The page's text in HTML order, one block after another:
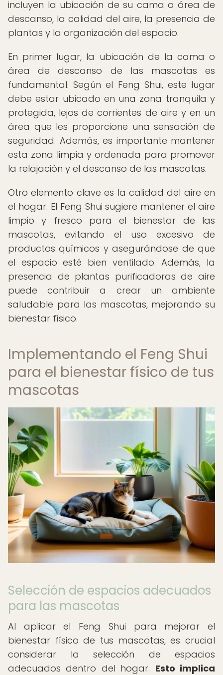
incluyen la ubicación de su cama o área de
descanso, la calidad del aire, la presencia de
plantas y la organización del espacio.
En primer lugar, la ubicación de la cama o
área de descanso de las mascotas es
fundamental. Según el Feng Shui, este lugar
debe estar ubicado en una zona tranquila y
protegida, lejos de corrientes de aire y en un
área que les proporcione una sensación de
seguridad. Además, es importante mantener
esta zona limpia y ordenada para promover
la relajación y el descanso de las mascotas.
Otro elemento clave es la calidad del aire en
el hogar. El Feng Shui sugiere mantener el aire
limpio y fresco para el bienestar de las
mascotas, evitando el uso excesivo de
productos químicos y asegurándose de que
el espacio esté bien ventilado. Además, la
presencia de plantas purificadoras de aire
puede contribuir a crear un ambiente
saludable para las mascotas, mejorando su
bienestar físico.
Implementando el Feng Shui
para el bienestar físico de tus
mascotas
Selección de espacios adecuados
para las mascotas
Al aplicar el Feng Shui para mejorar el
bienestar físico de tus mascotas, es crucial
considerar la selección de espacios
adecuados dentro del hogar. Esto implica